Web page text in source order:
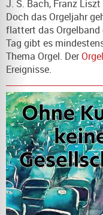
J. S. Bach, Franz
Doch das Orgeljahr
flattert das Orgelband
Tag gibt es
Thema Orgel. Der
Ereignisse.